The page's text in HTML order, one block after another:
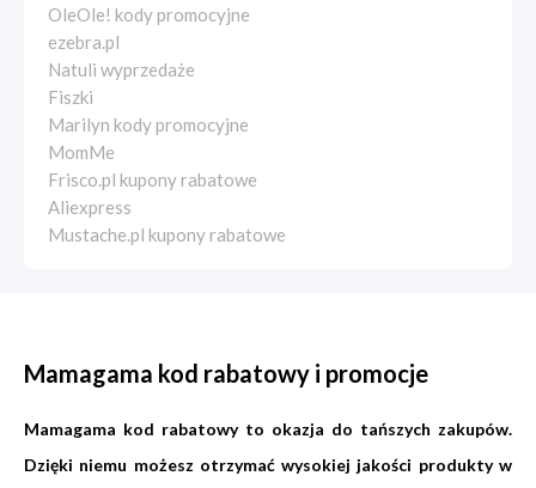
OleOle! kody promocyjne
ezebra.pl
Natuli wyprzedaże
Fiszki
Marilyn kody promocyjne
MomMe
Frisco.pl kupony rabatowe
Aliexpress
Mustache.pl kupony rabatowe
Mamagama kod rabatowy i promocje
Mamagama kod rabatowy to okazja do tańszych zakupów.
Dzięki niemu możesz otrzymać wysokiej jakości produkty w